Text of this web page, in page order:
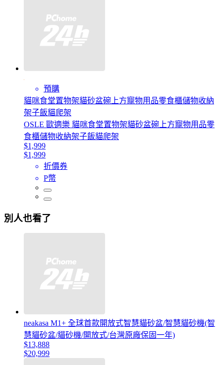
預購
貓咪食堂置物架貓砂盆碗上方寵物用品零食櫃儲物收納
架子飯貓爬架
OSLE 歐適樂 貓咪食堂置物架貓砂盆碗上方寵物用品零
食櫃儲物收納架子飯貓爬架
$1,999
$1,999
折價券
P幣
別人也看了
neakasa M1+ 全球首款開放式智慧貓砂盆/智慧貓砂機(智
慧貓砂盆/貓砂機/開放式/台灣原廠保固一年)
$13,888
$20,999